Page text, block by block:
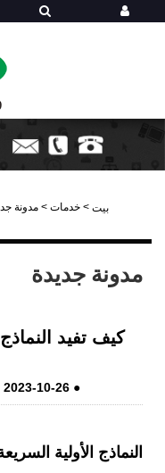
بيت > خدمات > مدونة
مدونة جديدة
كيف تفيد
●
2023-10-26
النماذج الأولية